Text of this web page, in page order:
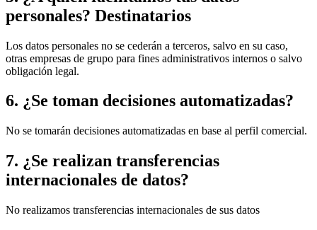
personales? Destinatarios
Los datos personales no se cederán a terceros, salvo en su caso,
otras empresas de grupo para fines administrativos internos o salvo
obligación legal.
6. ¿Se toman decisiones automatizadas?
No se tomarán decisiones automatizadas en base al perfil comercial.
7. ¿Se realizan transferencias
internacionales de datos?
No realizamos transferencias internacionales de sus datos